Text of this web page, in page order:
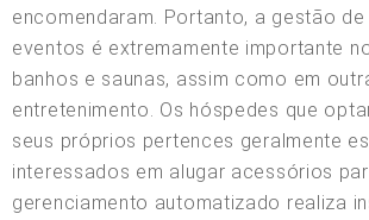
encomendaram. Portanto, a gestão
eventos é extremamente importante
banhos e saunas, assim como em
entretenimento. Os hóspedes que
seus próprios pertences geralmente
interessados em alugar acessórios
gerenciamento automatizado realiza